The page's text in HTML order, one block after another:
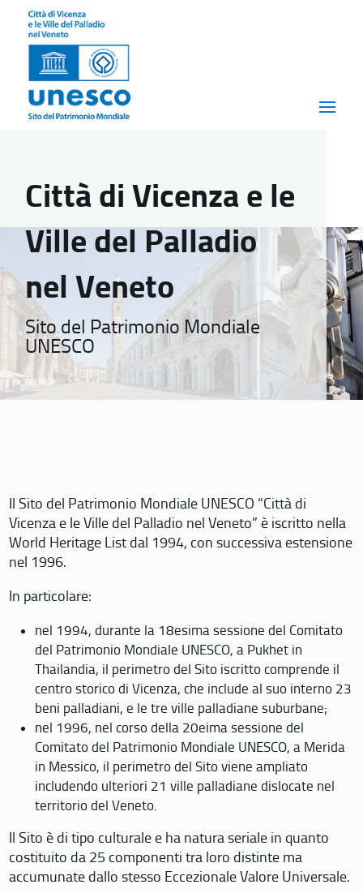
Città di Vicenza e le
Ville del Palladio
nel Veneto
Sito del Patrimonio Mondiale
UNESCO
Il Sito del Patrimonio Mondiale UNESCO “Città di
Vicenza e le Ville del Palladio nel Veneto” è iscritto nella
World Heritage List dal 1994, con successiva estensione
nel 1996.
In particolare:
nel 1994, durante la 18esima sessione del Comitato
del Patrimonio Mondiale UNESCO, a Pukhet in
Thailandia, il perimetro del Sito iscritto comprende il
centro storico di Vicenza, che include al suo interno 23
beni palladiani, e le tre ville palladiane suburbane;
nel 1996, nel corso della 20eima sessione del
Comitato del Patrimonio Mondiale UNESCO, a Merida
in Messico, il perimetro del Sito viene ampliato
includendo ulteriori 21 ville palladiane dislocate nel
territorio del Veneto.
Il Sito è di tipo culturale e ha natura seriale in quanto
costituito da 25 componenti tra loro distinte ma
accumunate dallo stesso Eccezionale Valore Universale.